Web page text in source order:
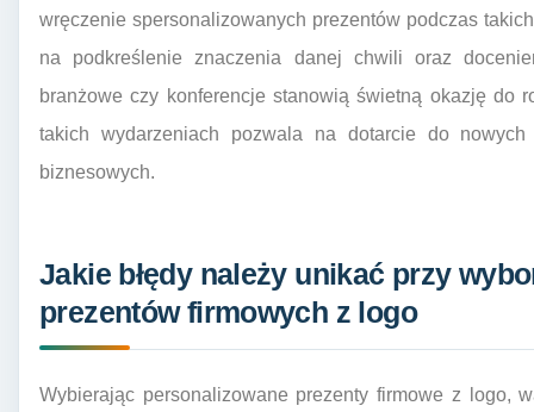
wręczenie spersonalizowanych prezentów podczas
na podkreślenie znaczenia danej chwili oraz
branżowe czy konferencje stanowią świetną okazję do
takich wydarzeniach pozwala na dotarcie do
biznesowych.
Jakie błędy należy unikać przy
prezentów firmowych z logo
Wybierając personalizowane prezenty firmowe z logo,